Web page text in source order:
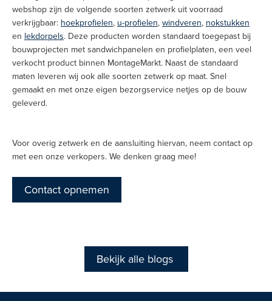
webshop zijn de volgende soorten zetwerk uit voorraad
verkrijgbaar: hoekprofielen, u-profielen, windveren, nokstukken
en lekdorpels. Deze producten worden standaard toegepast bij
bouwprojecten met sandwichpanelen en profielplaten, een veel
verkocht product binnen MontageMarkt. Naast de standaard
maten leveren wij ook alle soorten zetwerk op maat. Snel
gemaakt en met onze eigen bezorgservice netjes op de bouw
geleverd.
Voor overig zetwerk en de aansluiting hiervan, neem contact op
met een onze verkopers. We denken graag mee!
Contact opnemen
Bekijk alle blogs